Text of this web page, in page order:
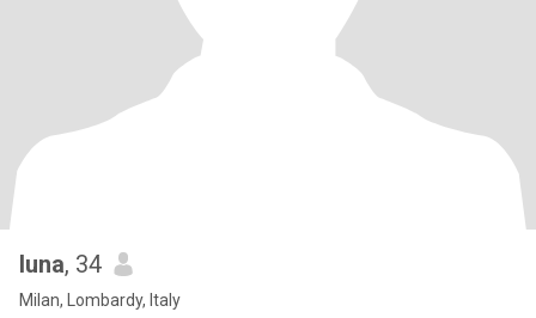
luna, 34
Milan, Lombardy, Italy